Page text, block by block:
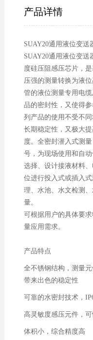
产品详情
SUAY20通用液位变送
SUAY20通用液位变送
度硅压阻感压芯片，
压强的测量转换为液
管的液位测量专用电
品的密封性，又使得
列产品的使用不受不
长期稳定性，又极大
度。全密封潜入式测
号，为现场使用和自
选择、设计接液材料
位进行投入式或插入
理、水池、水文检测
量。
可根据用户的具体要
量应用需求。
产品特点
全不锈钢结构，测量
带来出色的稳定性
可靠的水密封技术，
高灵敏度感压元件，
体积小，综合精度高